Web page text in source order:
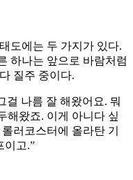
도에는 두 가지가 있다.
하나는 앞으로 바람처럼
질주 중이다.
걸 나름 잘 해왔어요. 뭐
해왔죠. 이게 아니다 싶
러코스터에 올라탄 기
이고.”